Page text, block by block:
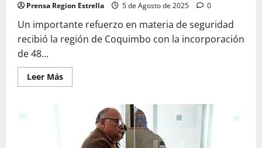
Prensa Region Estrella 5 de Agosto de 2025 0
Un importante refuerzo en materia de seguridad
recibió la región de Coquimbo con la incorporación
de 48...
Leer MásLeer
más
Carabineros
integran